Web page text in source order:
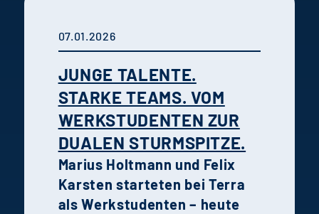
07.01.2026
JUNGE TALENTE.
STARKE TEAMS. VOM
WERKSTUDENTEN ZUR
DUALEN STURMSPITZE.
Marius Holtmann und Felix
Karsten starteten bei Terra
als Werkstudenten – heute